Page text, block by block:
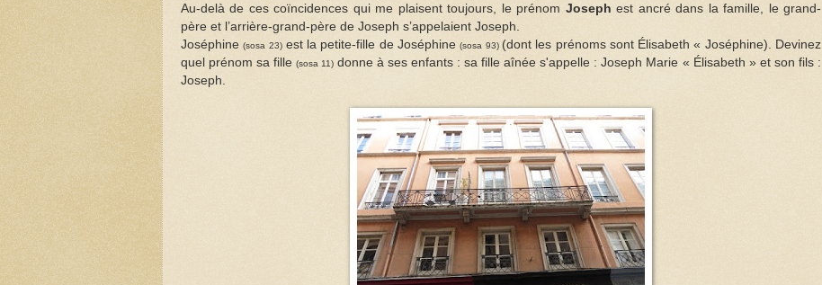
Au-delà de ces coïncidences qui me plaisent toujours, le prénom Joseph est ancré dans la famille, le grand-
père et l’arrière-grand-père de Joseph s’appelaient Joseph.
Joséphine(sosa 23)est la petite-fille de Joséphine(sosa 93) (dont les prénoms sont Élisabeth « Joséphine). Devinez
quel prénom sa fille(sosa 11) donne à ses enfants : sa fille aînée s'appelle : Joseph Marie « Élisabeth » et son fils :
Joseph.